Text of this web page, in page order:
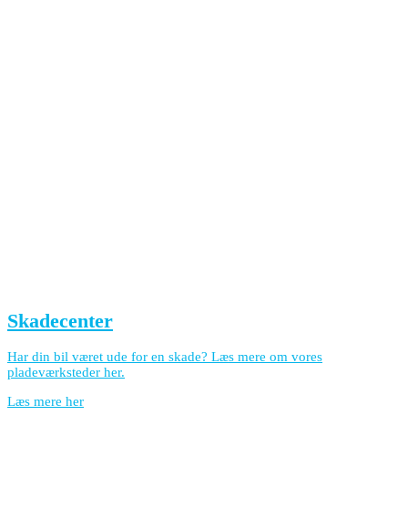
Skadecenter
Har din bil været ude for en skade? Læs mere om vores
pladeværksteder her.
Læs mere her